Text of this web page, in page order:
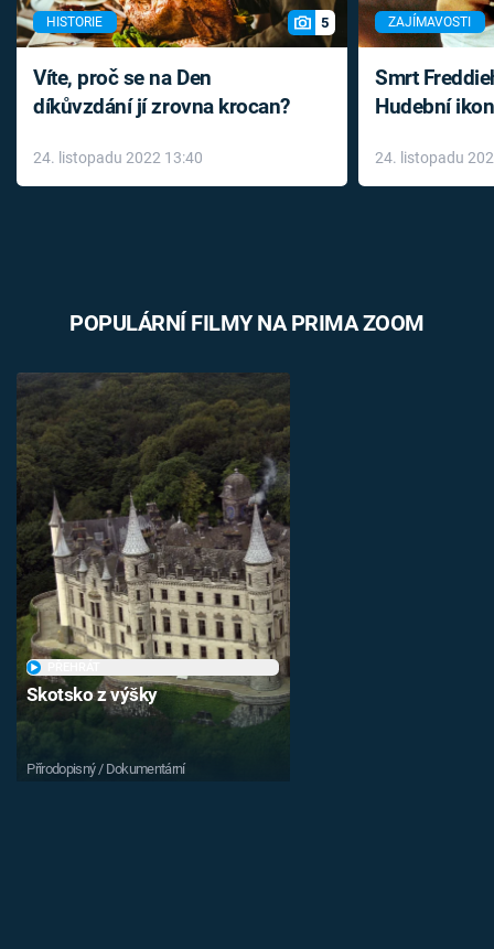
HISTORIE 5
Víte, proč se na Den
díkůvzdání jí zrovna krocan?
24. listopadu 2022 13:40
ZAJÍMAVOSTI
Smrt
Hudební
léky
24. listopadu
POPULÁRNÍ FILMY NA PRIMA ZOOM
Skotsko z výšky
Přírodopisný / Dokumentární